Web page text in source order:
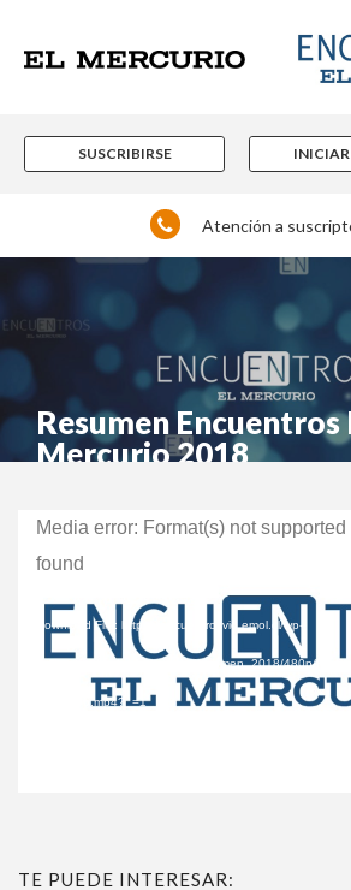
SUSCRIBIRSE INICIAR
Atención a
Resumen Encuentros
Mercurio 2018
Reproductor
de
Video
Media error: Format(s) not
found
Download File: https://encuentrosvid.emol.cl/wp-
content/uploads/encuentros/resumen_2018/480p/
%20480p.mp4?_=1
TE PUEDE INTERESAR:
culturales en múltiples
Ingrese acá
¿Olvidó su contraseña?
¿ No tiene una
Encuentros El
Suscríbase